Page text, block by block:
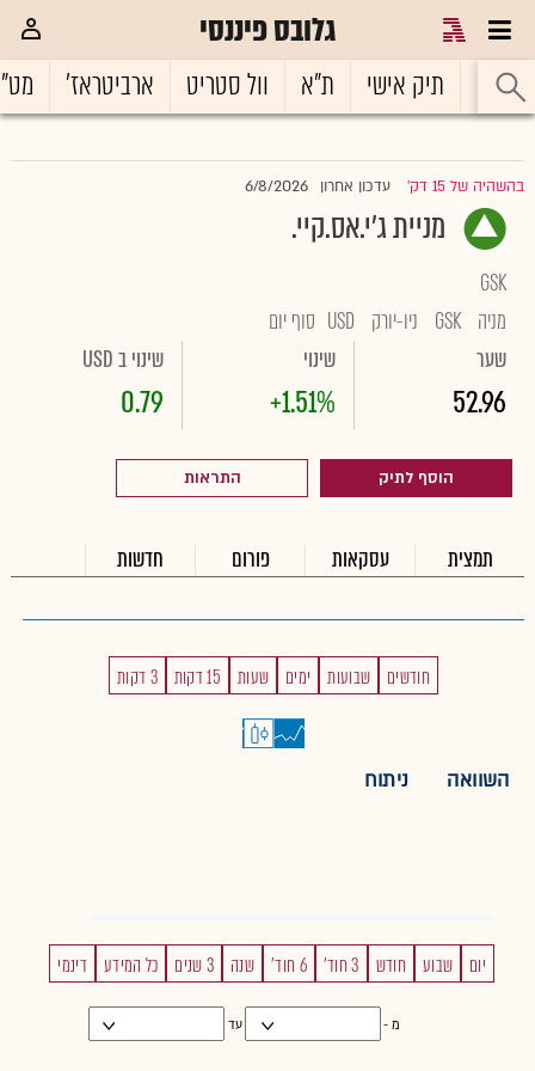
גלובס פיננסי
ראשי תיק אישי ת"א וול סטריט ארביטראז'
בהשהיה של 15 דק' עדכון אחרון 6/8/2026
מניית ג'י.אס.קיי.
GSK
מניה GSK ניו-יורק USD סוף יום
שער
52.96
שינוי
+1.51%
שינוי ב USD
0.79
הוסף לתיק התראות
תמצית עסקאות פורום חדשות
חודשים שבועות ימים שעות 15 דקות 3 דקות
השוואה ניתוח
יום שבוע חודש 3 חוד' 6 חוד' שנה 3 שנים כל המידע דינמי
מ - עד